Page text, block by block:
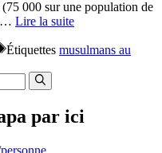
000 sur une population de
… Lire la suite
Étiquettes musulmans au
par ici